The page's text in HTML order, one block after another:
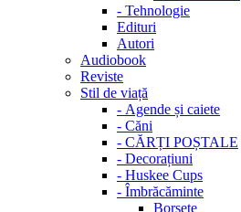
- Tehnologie
Edituri
Autori
Audiobook
Reviste
Stil de viață
- Agende și caiete
- Căni
- CĂRȚI POȘTALE
- Decorațiuni
- Huskee Cups
- Îmbrăcăminte
Borsete